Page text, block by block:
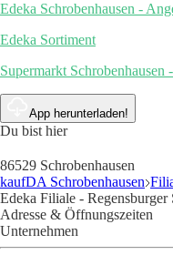
Edeka Schrobenhausen -
Edeka Sortiment
Supermarkt Schrobenhausen
App herunterladen!
Du bist hier
86529 Schrobenhausen
kaufDA Schrobenhausen
Edeka Filiale - Regensburger
Adresse & Öffnungszeiten
Unternehmen